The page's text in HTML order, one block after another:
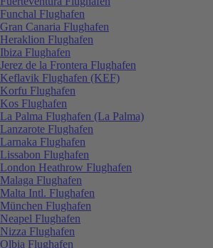
Funchal Flughafen
Gran Canaria Flughafen
Heraklion Flughafen
Ibiza Flughafen
Jerez de la Frontera Flughafen
Keflavik Flughafen (KEF)
Korfu Flughafen
Kos Flughafen
La Palma Flughafen (La Palma)
Lanzarote Flughafen
Larnaka Flughafen
Lissabon Flughafen
London Heathrow Flughafen
Malaga Flughafen
Malta Intl. Flughafen
München Flughafen
Neapel Flughafen
Nizza Flughafen
Olbia Flughafen